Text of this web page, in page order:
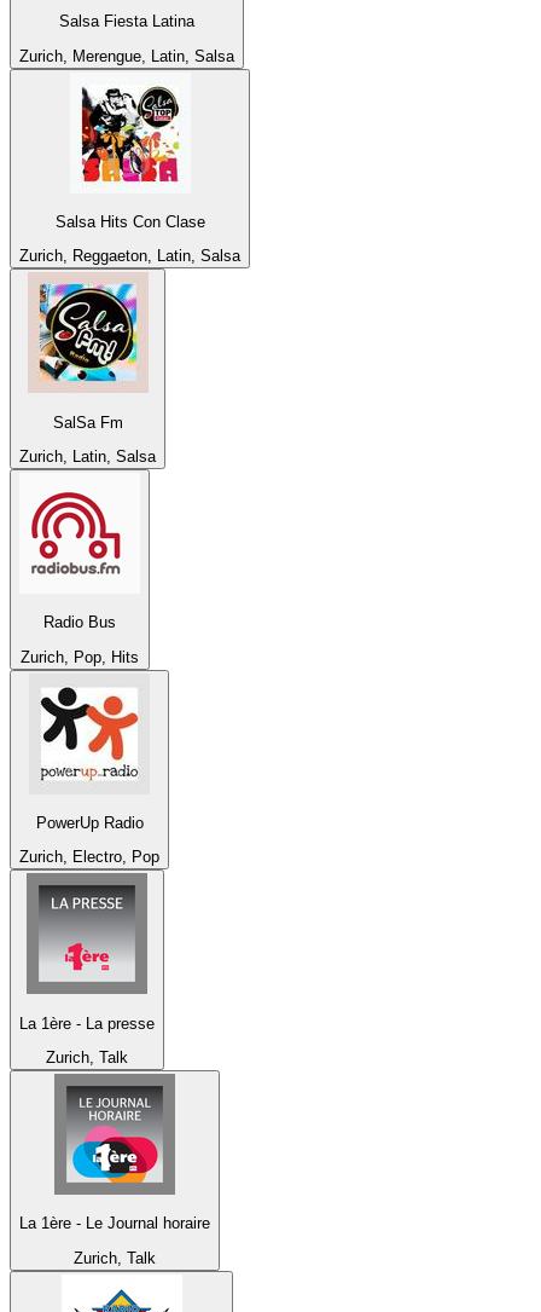
Salsa Fiesta Latina
Zurich, Merengue, Latin, Salsa
Salsa Hits Con Clase
Zurich, Reggaeton, Latin, Salsa
SalSa Fm
Zurich, Latin, Salsa
Radio Bus
Zurich, Pop, Hits
PowerUp Radio
Zurich, Electro, Pop
La 1ère - La presse
Zurich, Talk
La 1ère - Le Journal horaire
Zurich, Talk